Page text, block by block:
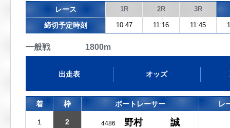
レース 1R 2R 3R
締切予定時刻 10:47 11:16 11:45
一般戦 1800m
出走表 オッズ
着 枠 ボートレーサー レ
１ 2 4486 野村 誠